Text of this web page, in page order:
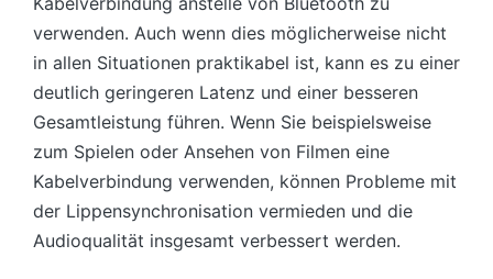
verwenden. Auch wenn dies möglicherweise nicht
in allen Situationen praktikabel ist, kann es zu einer
deutlich geringeren Latenz und einer besseren
Gesamtleistung führen. Wenn Sie beispielsweise
zum Spielen oder Ansehen von Filmen eine
Kabelverbindung verwenden, können Probleme mit
der Lippensynchronisation vermieden und die
Audioqualität insgesamt verbessert werden.